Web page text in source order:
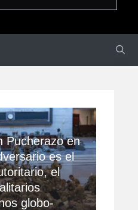
Pucherazo en
es el
el
globo-